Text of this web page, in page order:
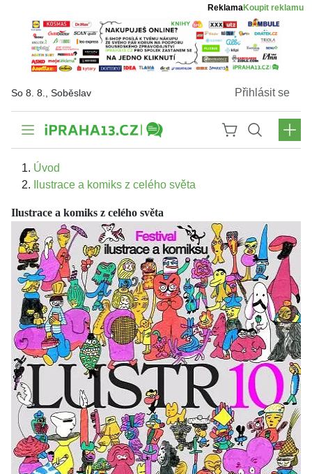
ReklamaKoupit reklamu
So 8. 8., Soběslav Přihlásit se
Úvod
Ilustrace a komiks z celého světa
Ilustrace a komiks z celého světa